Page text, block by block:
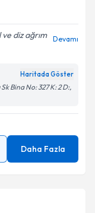
diz ağrım
Devamı
Haritada Göster
Bina No: 327 K: 2 D:,
Daha Fazla